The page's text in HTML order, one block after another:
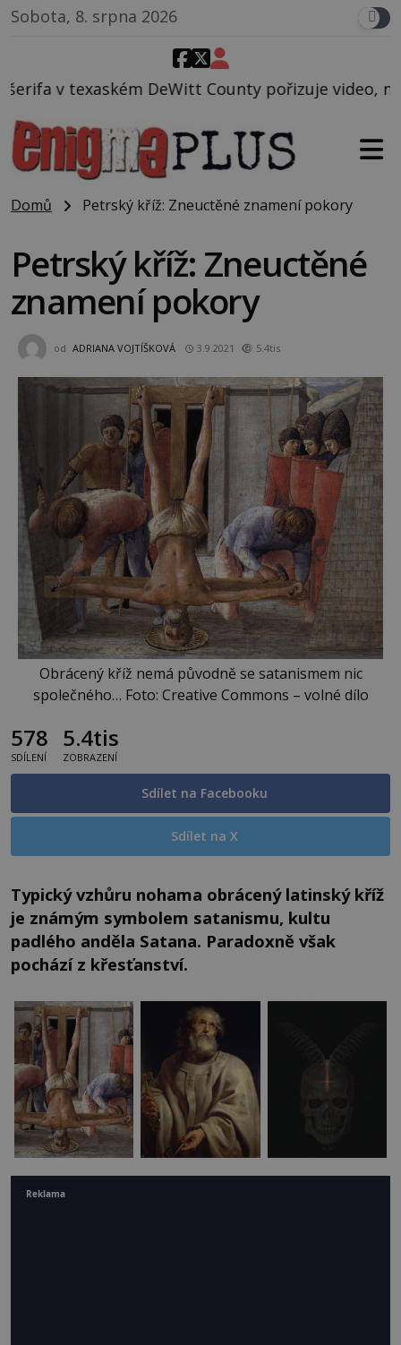
Sobota, 8. srpna 2026
County pořizuje video, na kterém před jeho
Domů Petrský kříž: Zneuctěné znamení pokory
Petrský kříž: Zneuctěné
znamení pokory
od ADRIANA VOJTÍŠKOVÁ 3.9.2021 5.4tis
Obrácený kříž nemá původně se satanismem nic
společného… Foto: Creative Commons – volné dílo
578
SDÍLENÍ
5.4tis
ZOBRAZENÍ
Sdílet na Facebooku
Sdílet na X
Typický vzhůru nohama obrácený latinský kříž
je známým symbolem satanismu, kultu
padlého anděla Satana. Paradoxně však
pochází z křesťanství.
Reklama